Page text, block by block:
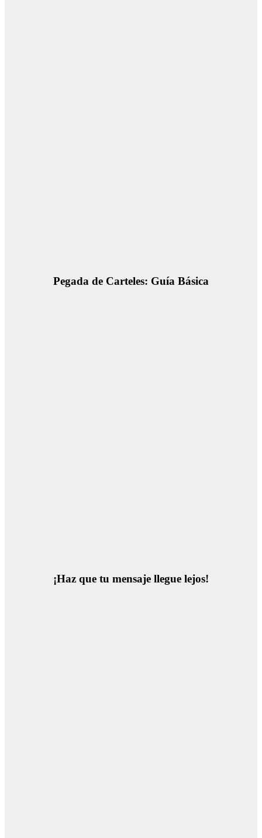
Pegada de Carteles: Guía Básica
¡Haz que tu mensaje llegue lejos!